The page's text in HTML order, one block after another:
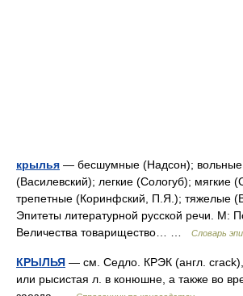
крылья — бесшумные (Надсон); вольные
(Василевский); легкие (Сологуб); мягкие
трепетные (Коринфский, П.Я.); тяжелые
Эпитеты литературной русской речи. М:
Величества товарищество… …
Словарь
КРЫЛЬЯ — см. Седло. КРЭК (англ. crack),
или рысистая л. в конюшне, а также во